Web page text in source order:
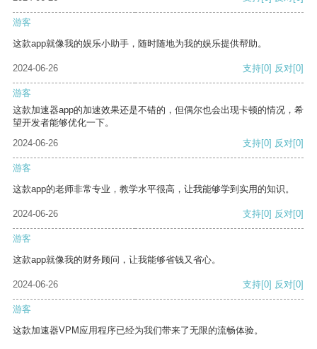
游客
这款app就像我的娱乐小助手，随时随地为我的娱乐提供帮助。
2024-06-26 支持[0] 反对[0]
游客
这款加速器app的加速效果还是不错的，但偶尔也会出现卡顿的情况，希
望开发者能够优化一下。
2024-06-26
支持[0] 反对[0]
游客
这款app的老师非常专业，教学水平很高，让我能够学到实用的知识。
2024-06-26 支持[0] 反对[0]
游客
这款app就像我的财务顾问，让我能够省钱又省心。
2024-06-26 支持[0] 反对[0]
游客
这款加速器VPM应用程序已经为我们带来了无限的流畅体验。